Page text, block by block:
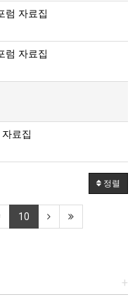
럼 자료집
럼 자료집
료집
정렬
10
+